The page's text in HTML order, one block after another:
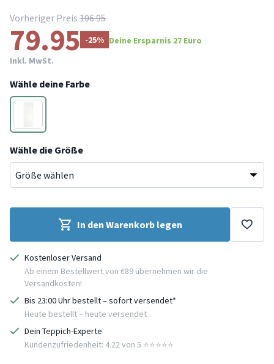
Vorheriger Preis 106.95
79.95 -25% Deine Ersparnis 27 Euro
Inkl. MwSt.
Wähle deine Farbe
Weiß
Wähle die Größe
In den Warenkorb legen
Kostenloser Versand
Ab einem Bestellwert von €89 übernehmen wir die
Versandkosten!
Bis 23:00 Uhr bestellt – sofort versendet*
Heute bestellt – heute versendet
Dein Teppich-Experte
Kundenzufriedenheit: 4.22 von 5 ⭐️⭐️⭐️⭐️⭐️